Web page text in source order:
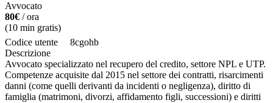
Avvocato
80€ / ora
(10 min gratis)
Codice utente
8cgohb
Descrizione
Avvocato specializzato nel recupero del credito, settore NPL e UTP.
Competenze acquisite dal 2015 nel settore dei contratti, risarcimenti
danni (come quelli derivanti da incidenti o negligenza), diritto di
famiglia (matrimoni, divorzi, affidamento figli, successioni) e diritti